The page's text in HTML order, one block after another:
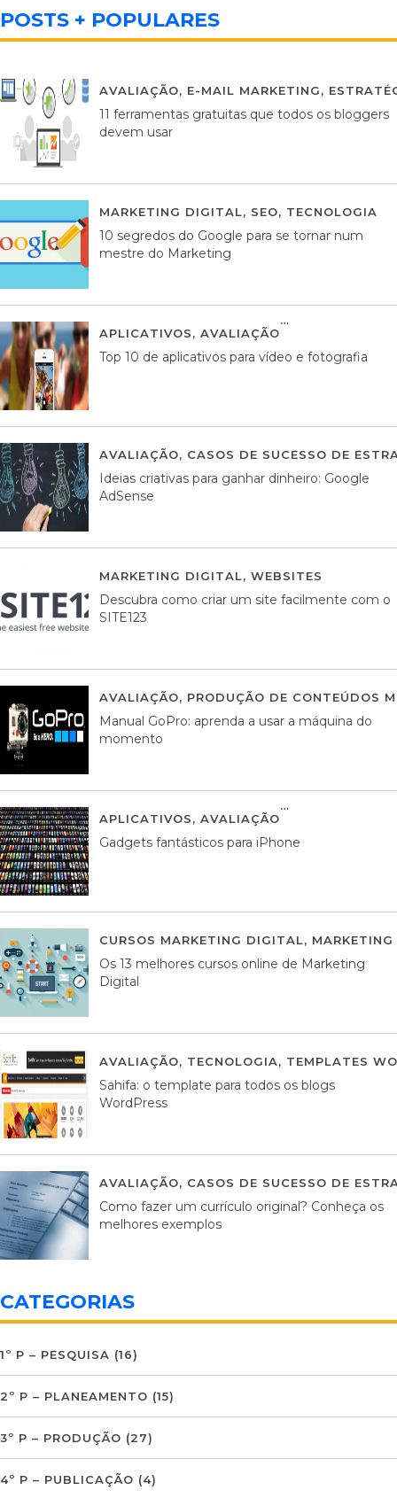
POSTS + POPULARES
AVALIAÇÃO, E-MAIL MARKETING,
11 ferramentas gratuitas que todos os bloggers
devem usar
MARKETING DIGITAL, SEO, TECNOLOGIA
10 segredos do Google para se tornar num
mestre do Marketing
APLICATIVOS, AVALIAÇÃO
Top 10 de aplicativos para vídeo e fotografia
AVALIAÇÃO, CASOS DE SUCESSO DE
Ideias criativas para ganhar dinheiro: Google
AdSense
MARKETING DIGITAL, WEBSITES
Descubra como criar um site facilmente com o
SITE123
AVALIAÇÃO, PRODUÇÃO DE CONTEÚDOS
Manual GoPro: aprenda a usar a máquina do
momento
APLICATIVOS, AVALIAÇÃO
Gadgets fantásticos para iPhone
CURSOS MARKETING DIGITAL,
Os 13 melhores cursos online de Marketing
Digital
AVALIAÇÃO, TECNOLOGIA, TEMPLATES
Sahifa: o template para todos os blogs
WordPress
AVALIAÇÃO, CASOS DE SUCESSO DE
Como fazer um currículo original? Conheça os
melhores exemplos
CATEGORIAS
1º P – PESQUISA (16)
2º P – PLANEAMENTO (15)
3º P – PRODUÇÃO (27)
4º P – PUBLICAÇÃO (4)